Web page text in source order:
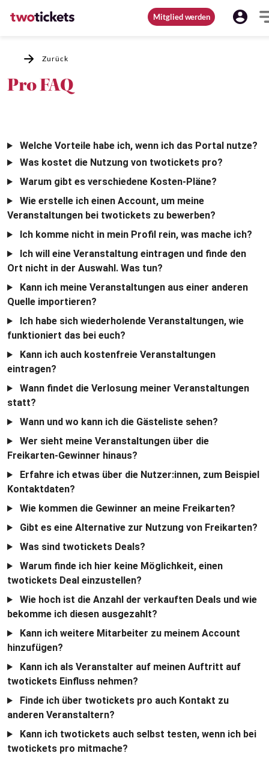
Mitglied werden
Zurück
Pro FAQ
Welche Vorteile habe ich, wenn ich das Portal nutze?
Was kostet die Nutzung von twotickets pro?
Warum gibt es verschiedene Kosten-Pläne?
Wie erstelle ich einen Account, um meine
Veranstaltungen bei twotickets zu bewerben?
Ich komme nicht in mein Profil rein, was mache ich?
Ich will eine Veranstaltung eintragen und finde den
Ort nicht in der Auswahl. Was tun?
Kann ich meine Veranstaltungen aus einer anderen
Quelle importieren?
Ich habe sich wiederholende Veranstaltungen, wie
funktioniert das bei euch?
Kann ich auch kostenfreie Veranstaltungen
eintragen?
Wann findet die Verlosung meiner Veranstaltungen
statt?
Wann und wo kann ich die Gästeliste sehen?
Wer sieht meine Veranstaltungen über die
Freikarten-Gewinner hinaus?
Erfahre ich etwas über die Nutzer:innen, zum Beispiel
Kontaktdaten?
Wie kommen die Gewinner an meine Freikarten?
Gibt es eine Alternative zur Nutzung von Freikarten?
Was sind twotickets Deals?
Warum finde ich hier keine Möglichkeit, einen
twotickets Deal einzustellen?
Wie hoch ist die Anzahl der verkauften Deals und wie
bekomme ich diesen ausgezahlt?
Kann ich weitere Mitarbeiter zu meinem Account
hinzufügen?
Kann ich als Veranstalter auf meinen Auftritt auf
twotickets Einfluss nehmen?
Finde ich über twotickets pro auch Kontakt zu
anderen Veranstaltern?
Kann ich twotickets auch selbst testen, wenn ich bei
twotickets pro mitmache?